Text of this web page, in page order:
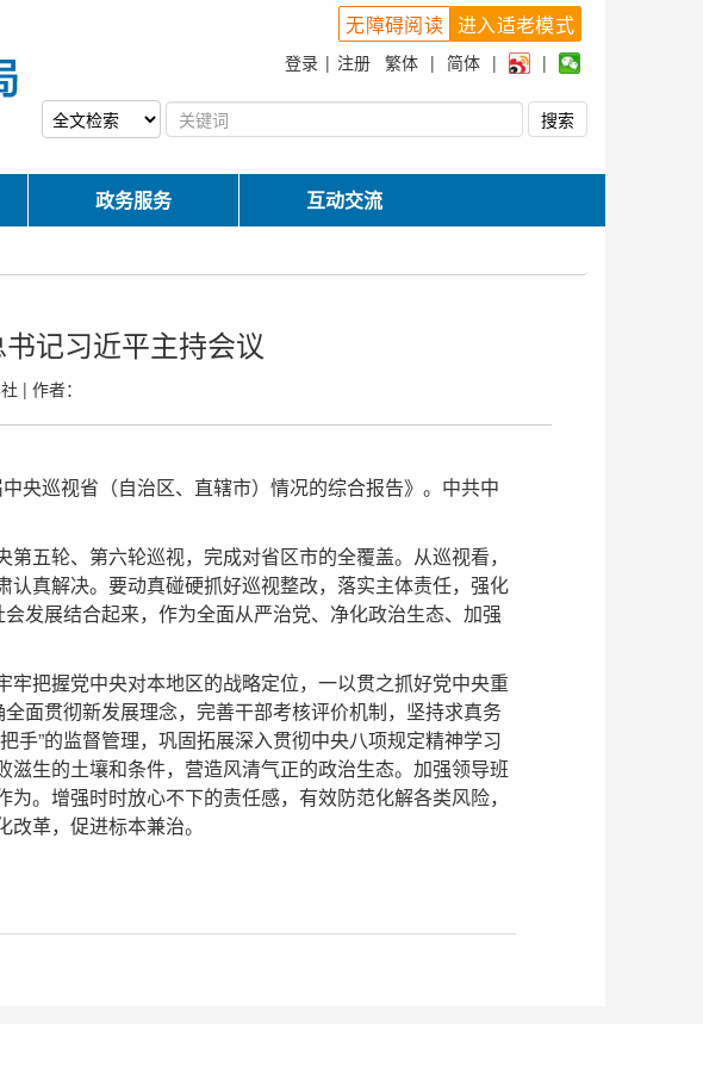
进入适老模式
无障碍阅读
繁体 | 简体 | |
登录 | 注册
政务服务 互动交流
记习近平主持会议
| 作者：
巡视省（自治区、直辖市）情况的综合报告》。中共中
五轮、第六轮巡视，完成对省区市的全覆盖。从巡视看，
真解决。要动真碰硬抓好巡视整改，落实主体责任，强化
发展结合起来，作为全面从严治党、净化政治生态、加强
把握党中央对本地区的战略定位，一以贯之抓好党中央重
面贯彻新发展理念，完善干部考核评价机制，坚持求真务
手”的监督管理，巩固拓展深入贯彻中央八项规定精神学习
生的土壤和条件，营造风清气正的政治生态。加强领导班
。增强时时放心不下的责任感，有效防范化解各类风险，
革，促进标本兼治。